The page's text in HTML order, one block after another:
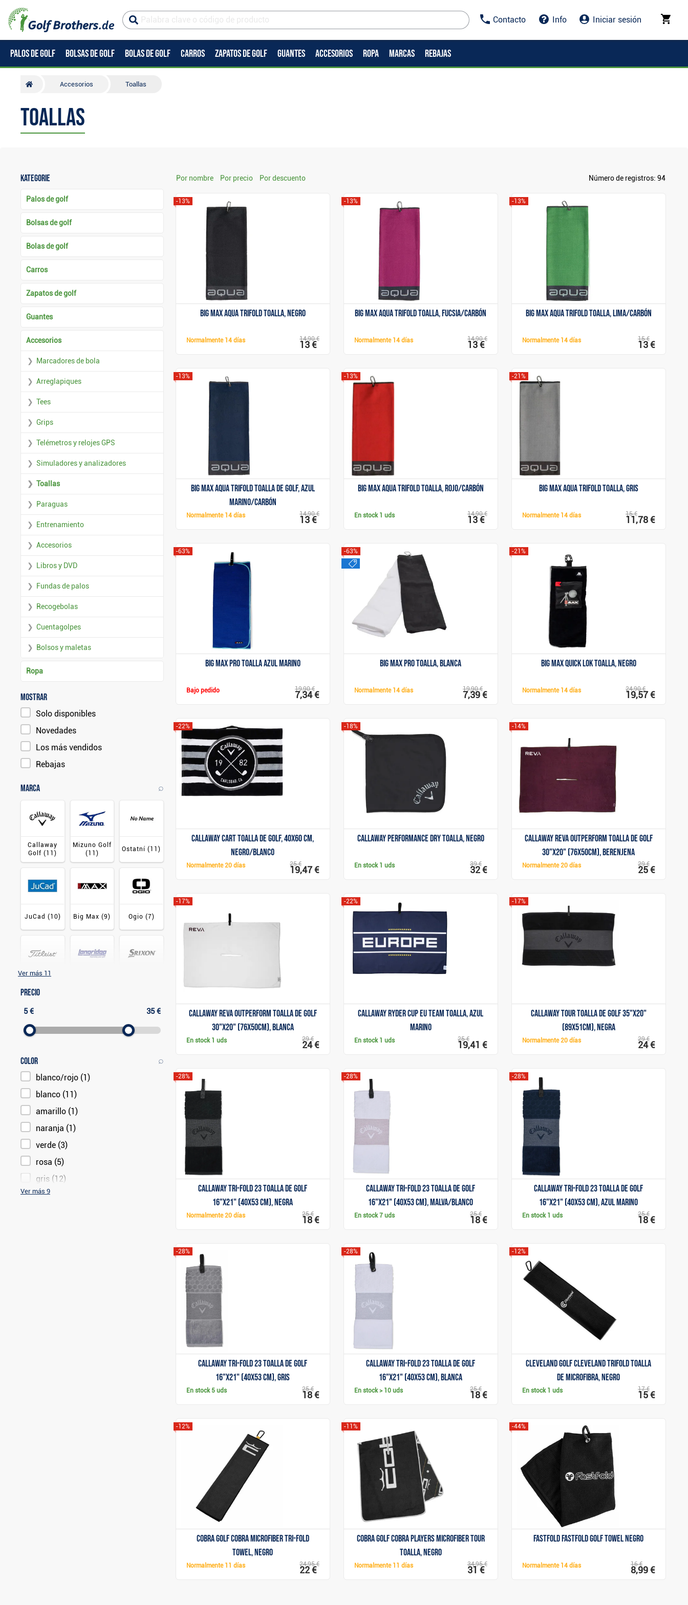
Contacto Info Iniciar sesión
PALOS DE GOLF BOLSAS DE GOLF BOLAS DE GOLF CARROS ZAPATOS DE GOLF GUANTES ACCESORIOS ROPA MARCAS REBAJAS
Accesorios Toallas
Toallas
Por nombre Por precio Por descuento Número de registros: 94
Big Max Aqua Trifold toalla, negro
-13%
Normalmente 14 días 14,90 €
13 €
Big Max Aqua Trifold toalla, fucsia/carbón
-13%
Normalmente 14 días 14,90 €
13 €
Mostrar
Big Max Aqua Trifold toalla, lima/carbón
-13%
Normalmente 14 días 15 €
13 €
Mostrar
Big Max Aqua Trifold toalla de golf, azul
marino/carbón
-13%
Normalmente 14 días 14,90 €
13 €
Mostrar
Big Max Aqua Trifold toalla, rojo/carbón
-13%
En stock 1 uds 14,90 €
13 €
Big Max Aqua Trifold toalla, gris
-21%
Normalmente 14 días 15 €
11,78 €
Big Max Pro toalla azul marino
-63%
Bajo pedido 19,90 €
7,34 €
Mostrar
Big Max Pro toalla, blanca
-63%
rebajas
Normalmente 14 días 19,90 €
7,39 €
Mostrar
Big Max Quick Lok toalla, negro
-21%
Normalmente 14 días 24,90 €
19,57 €
Mostrar
Callaway Cart toalla de golf, 40x60 cm,
negro/blanco
-22%
Normalmente20 días 25 €
19,47 €
Mostrar
Callaway Performance Dry toalla, negro
-18%
En stock 1 uds 39 €
32 €
Callaway Reva Outperform toalla de golf
30"x20" (76x50cm), berenjena
-14%
Normalmente20 días 29 €
25 €
Mostrar
Callaway Reva Outperform toalla de golf
30"x20" (76x50cm), blanca
-17%
En stock 1 uds 29 €
24 €
Mostrar
Callaway Ryder Cup EU Team toalla, azul
marino
-22%
En stock 1 uds 25 €
19,41 €
Callaway Tour toalla de golf 35"x20"
(89x51cm), negra
-17%
Normalmente20 días 29 €
24 €
Callaway Tri-Fold 23 toalla de golf
16"x21" (40x53 cm), negra
-28%
Normalmente20 días 25 €
18 €
Callaway Tri-Fold 23 toalla de golf
16"x21" (40x53 cm), malva/blanco
-28%
En stock7 uds 25 €
18 €
Callaway Tri-Fold 23 toalla de golf
16"x21" (40x53 cm), azul marino
-28%
En stock 1 uds 25 €
18 €
Callaway Tri-Fold 23 toalla de golf
16"x21" (40x53 cm), gris
-28%
En stock 5 uds 25 €
18 €
Callaway Tri-Fold 23 toalla de golf
16"x21" (40x53 cm), blanca
-28%
En stock> 10 uds 25 €
18 €
Cleveland Golf Cleveland Trifold toalla
de microfibra, negro
-12%
En stock 1 uds 17 €
15 €
Cobra Golf Cobra Microfiber Tri-Fold
Towel, negro
-12%
Normalmente 11 días 24,95 €
22 €
Mostrar
Cobra Golf Cobra Players Microfiber Tour
toalla, negro
-11%
Normalmente 11 días 34,95 €
31 €
Mostrar
Fastfold Fastfold golf towel negro
-44%
Normalmente 14 días 16 €
8,99 €
Mostrar
Kategorie
Palos de golf
Bolsas de golf
Bolas de golf
Carros
Zapatos de golf
Guantes
Accesorios
Marcadores de bola
Arreglapiques
Tees
Grips
Telémetros y relojes GPS
Simuladores y analizadores
Toallas
Paraguas
Entrenamiento
Accesorios
Libros y DVD
Fundas de palos
Recogebolas
Cuentagolpes
Bolsos y maletas
Ropa
Mostrar
Solo disponibles
Novedades
Los más vendidos
Rebajas
Marca ⌕
Callaway
Golf (11)
Mizuno Golf
(11)
Ostatní(11)
JuCad (10) Big Max(9) Ogio (7)
Ver más 11
Precio
5 € 35 €
Color ⌕
blanco/rojo (1)
blanco (11)
amarillo (1)
naranja (1)
verde (3)
rosa (5)
gris (12)
Ver más 9